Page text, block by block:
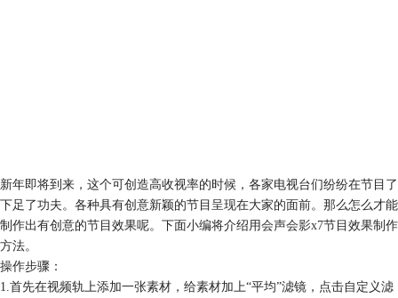
新年即将到来，这个可创造高收视率的时候，各家电视台们纷纷在节目了
下足了功夫。各种具有创意新颖的节目呈现在大家的面前。那么怎么才能
制作出有创意的节目效果呢。下面小编将介绍用会声会影x7节目效果制作
方法。
操作步骤：
1.首先在视频轨上添加一张素材，给素材加上“平均”滤镜，点击自定义滤